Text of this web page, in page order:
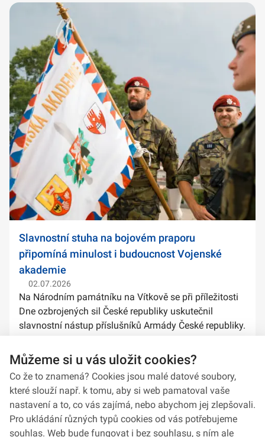
Slavnostní stuha na bojovém praporu
připomíná minulost i budoucnost Vojenské
akademie
02.07.2026
Na Národním památníku na Vítkově se při příležitosti
Dne ozbrojených sil České republiky uskutečnil
slavnostní nástup příslušníků Armády České republiky.
stuh na bojové prapory vybranýc...
Můžeme si u vás uložit cookies?
Co že to znamená? Cookies jsou malé datové soubory,
které slouží např. k tomu, aby si web pamatoval vaše
nastavení a to, co vás zajímá, nebo abychom jej zlepšovali.
Pro ukládání různých typů cookies od vás potřebujeme
souhlas. Web bude fungovat i bez souhlasu, s ním ale